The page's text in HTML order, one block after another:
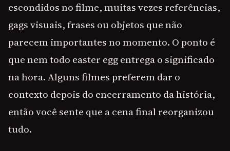
escondidos no filme, muitas vezes referências,
gags visuais, frases ou objetos que não
parecem importantes no momento. O ponto é
que nem todo easter egg entrega o significado
na hora. Alguns filmes preferem dar o
contexto depois do encerramento da história,
então você sente que a cena final reorganizou
tudo.